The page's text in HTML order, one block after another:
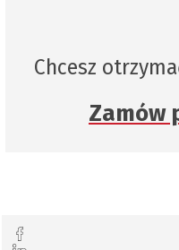
Chcesz
Zamów